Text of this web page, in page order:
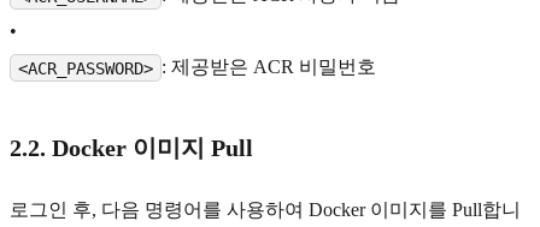
•
<ACR_PASSWORD> : 제공받은 ACR 비밀번호
2.2. Docker 이미지 Pull
로그인 후, 다음 명령어를 사용하여 Docker 이미지를 Pull합니